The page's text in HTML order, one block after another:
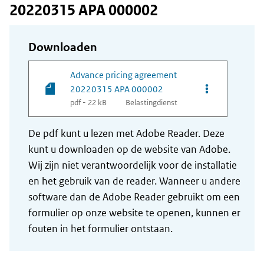
20220315 APA 000002
Downloaden
Advance pricing agreement
20220315 APA 000002
pdf - 22 kB Belastingdienst
Opties van
De pdf kunt u lezen met Adobe Reader. Deze
kunt u downloaden op de website van Adobe.
Wij zijn niet verantwoordelijk voor de installatie
en het gebruik van de reader. Wanneer u andere
software dan de Adobe Reader gebruikt om een
formulier op onze website te openen, kunnen er
fouten in het formulier ontstaan.